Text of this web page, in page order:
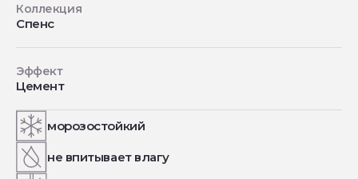
Коллекция
Спенс
Эффект
Цемент
морозостойкий
не впитывает влагу